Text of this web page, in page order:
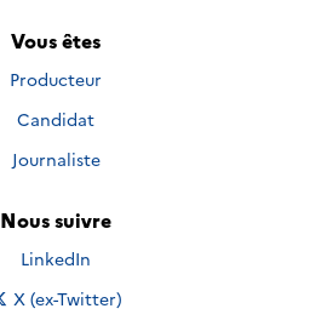
Vous êtes
Producteur
Candidat
Journaliste
Nous suivre
Nous suivre sur
LinkedIn
Nous suivre sur
X (ex-Twitter)